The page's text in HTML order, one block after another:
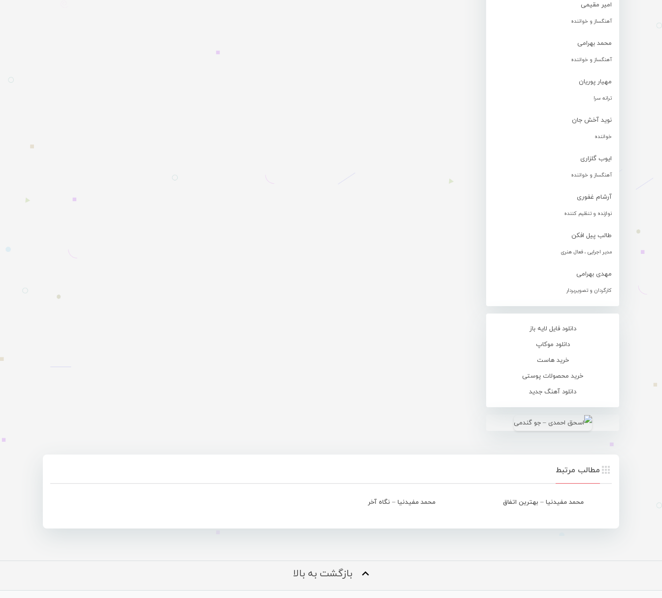
امیر مقیمی
آهنگساز و خواننده
محمد بهرامی
آهنگساز و خواننده
مهیار پوریان
ترانه سرا
نوید آخش جان
خواننده
ایوب گلزاری
آهنگساز و خواننده
آرشام غفوری
نوازنده و تنظیم کننده
طالب پیل افکن
مدیر اجرایی ، فعال هنری
مهدی بهرامی
کارگردان و تصویربردار
دانلود فایل لایه باز
دانلود موکاپ
خرید هاست
خرید محصولات پوستی
دانلود آهنگ جدید
مطالب مرتبط
محمد مفیدنیا – بهترین اتفاق محمد مفیدنیا – نگاه آخر
بازگشت به بالا